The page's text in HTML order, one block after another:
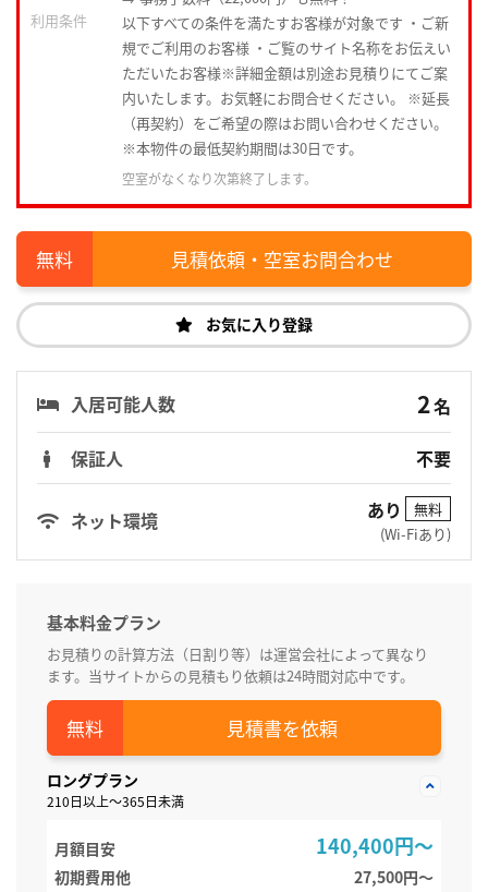
利用条件
以下すべての条件を満たすお客様が対象です ・ご新
規でご利用のお客様 ・ご覧のサイト名称をお伝えい
ただいたお客様※詳細金額は別途お見積りにてご案
内いたします。お気軽にお問合せください。 ※延長
（再契約）をご希望の際はお問い合わせください。
※本物件の最低契約期間は30日です。
空室がなくなり次第終了します。
見積依頼・空室お問合わせ
お気に入り登録
入居可能人数 2名
保証人
不要
ネット環境 あり
無料
(Wi-Fiあり)
基本料金プラン
お見積りの計算方法（日割り等）は運営会社によって異なり
ます。当サイトからの見積もり依頼は24時間対応中です。
見積書を依頼
ロングプラン
210日以上～365日未満
月額目安 140,400円～
初期費用他
27,500円〜